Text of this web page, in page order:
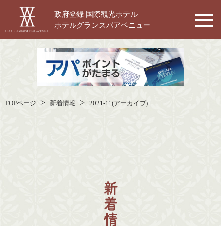
政府登録 国際観光ホテル
ホテルグランスパアベニュー
TOPページ 新着情報 2021-11(アーカイブ)